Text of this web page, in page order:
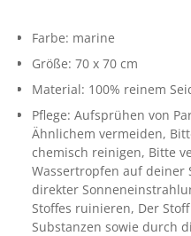
Farbe: marine
Größe: 70 x 70 cm
Material: 100% reinem
Pflege: Aufsprühen von
Ähnlichem vermeiden,
chemisch reinigen, Bitte
Wassertropfen auf deiner
direkter
Stoffes ruinieren, Der
Substanzen sowie durch